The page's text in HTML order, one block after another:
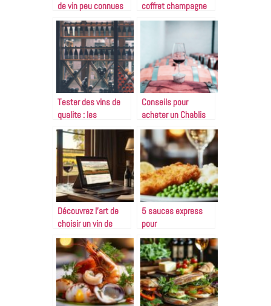
de vin peu connues
qui merite votre
attention ?
coffret champagne
en cadeau ?
Tester des vins de
qualite : les
meilleures methodes
a suivre
Conseils pour
acheter un Chablis
chez un caviste
Découvrez l’art de
choisir un vin de
bordeaux en ligne
5 sauces express
pour
accompagnement
poisson pané : voici
nos idées qui vont
vous surprendre